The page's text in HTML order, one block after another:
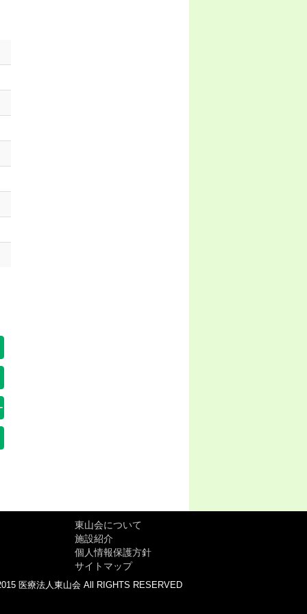
東山会について
施設紹介
個人情報保護方針
サイトマップ
医療法人東山会 All RIGHTS RESERVED